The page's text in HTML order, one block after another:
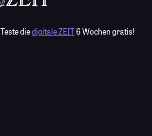
Teste diedigitale ZEIT6 Wochen gratis!